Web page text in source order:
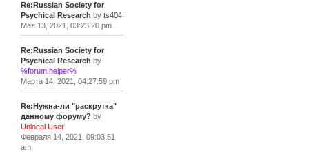
Re:Russian Society for
Psychical Research by ts404
Мая 13, 2021, 03:23:20 pm
Re:Russian Society for
Psychical Research by
%forum.helper%
Марта 14, 2021, 04:27:59 pm
Re:Нужна-ли "раскрутка"
данному форуму? by
Unlocal User
Февраля 14, 2021, 09:03:51
am